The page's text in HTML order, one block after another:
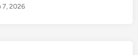
7, 2026